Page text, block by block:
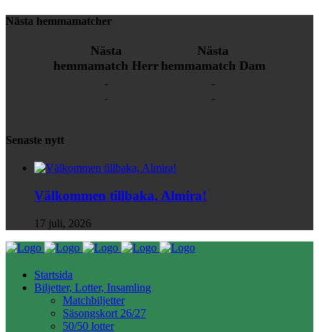
Nästa hemmamatcher
Nästa
hemmamatch Herr
-
-
Nästa
hemmamatch Dam
-
-
Senaste nytt
Välkommen tillbaka, Almira!
17 juli, 2026
Startsida
Biljetter, Lotter, Insamling
Matchbiljetter
Säsongskort 26/27
50/50 lotter